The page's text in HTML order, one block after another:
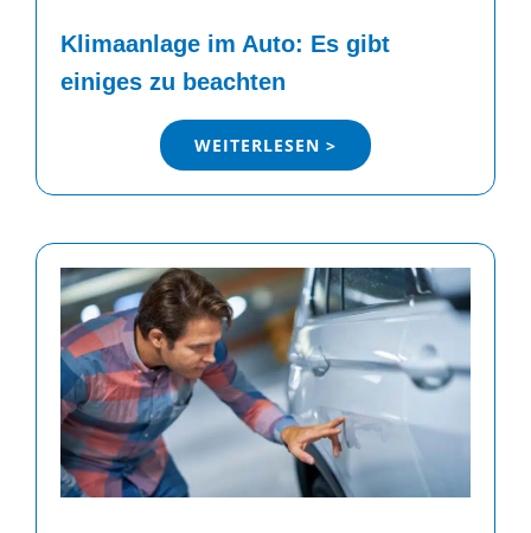
Klimaanlage im Auto: Es gibt
einiges zu beachten
WEITERLESEN >